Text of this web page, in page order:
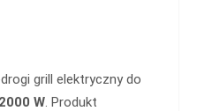
grill elektryczny do
2000 W. Produkt